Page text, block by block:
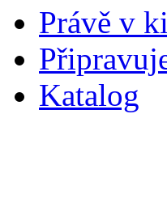
Právě v
Katalog